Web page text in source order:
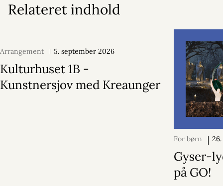
Relateret indhold
Arrangement 5. september 2026
Kulturhuset 1B -
Kunstnersjov med Kreaunger
For børn
2026
Gyser-
på GO!